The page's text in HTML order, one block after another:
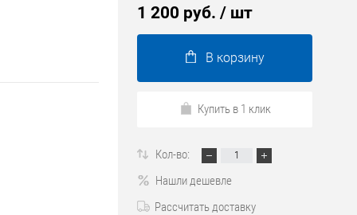
1 200 руб. / шт
В корзину
Купить в 1 клик
Кол-во:
Нашли дешевле
Рассчитать доставку